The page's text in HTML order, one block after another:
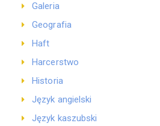
Galeria
Geografia
Haft
Harcerstwo
Historia
Język angielski
Język kaszubski